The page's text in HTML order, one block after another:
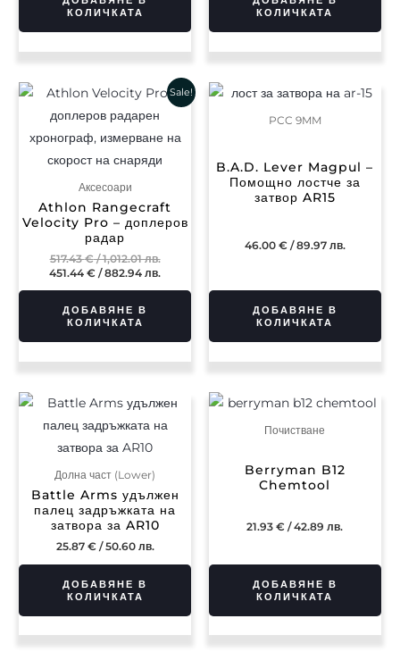
КОЛИЧКАТА
КОЛИЧКАТА
Sale!
Аксесоари
Athlon Rangecraft
Velocity Pro – доплеров
радар
517.43€/ 1,012.01 лв.
Original
price
/
1,012.01 лв..
451.44€ / 882.94 лв.
Текущата
цена
/
882.94 лв..
ДОБАВЯНЕ В
КОЛИЧКАТА
PCC 9MM
B.A.D. Lever Magpul –
Помощно лостче за
затвор AR15
46.00 €/ 89.97 лв.
ДОБАВЯНЕ В
КОЛИЧКАТА
Долна част (Lower)
Battle Arms удължен
палец задръжката на
затвора за AR10
25.87 €/ 50.60 лв.
ДОБАВЯНЕ В
КОЛИЧКАТА
Почистване
Berryman B12
Chemtool
21.93€ / 42.89 лв.
ДОБАВЯНЕ В
КОЛИЧКАТА